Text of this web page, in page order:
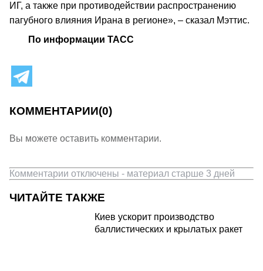
ИГ, а также при противодействии распространению
пагубного влияния Ирана в регионе», – сказал Мэттис.
По информации ТАСС
КОММЕНТАРИИ(0)
Вы можете оставить комментарии.
Комментарии отключены - материал старше 3 дней
ЧИТАЙТЕ ТАКЖЕ
Киев ускорит производство
баллистических и крылатых ракет